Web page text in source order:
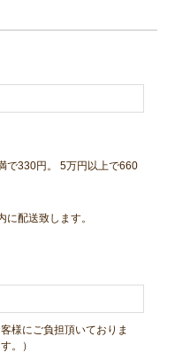
で330円。 5万円以上で660
配送致します。
様にご負担頂いておりま
。）